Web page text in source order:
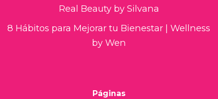
Real Beauty by Silvana
8 Hábitos para Mejorar tu Bienestar | Wellness
by Wen
Páginas